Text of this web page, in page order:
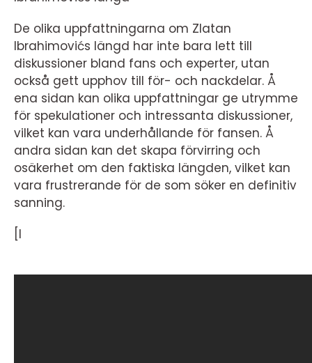
De olika uppfattningarna om Zlatan
Ibrahimovićs längd har inte bara lett till
diskussioner bland fans och experter, utan
också gett upphov till för- och nackdelar. Å
ena sidan kan olika uppfattningar ge utrymme
för spekulationer och intressanta diskussioner,
vilket kan vara underhållande för fansen. Å
andra sidan kan det skapa förvirring och
osäkerhet om den faktiska längden, vilket kan
vara frustrerande för de som söker en definitiv
sanning.
[I